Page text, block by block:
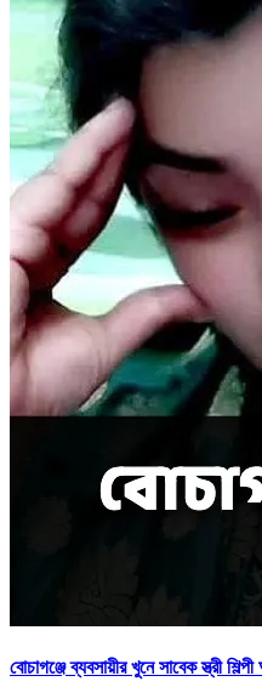
বোচাগঞ্জে ব্যবসায়ীর খুনে সাবেক স্ত্রী